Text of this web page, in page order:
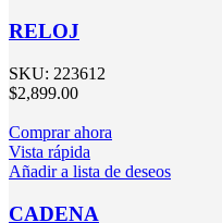
RELOJ
SKU: 223612
$2,899.00
Comprar ahora
Vista rápida
Añadir a lista de deseos
CADENA